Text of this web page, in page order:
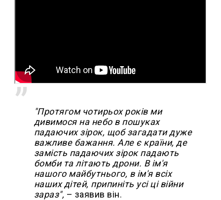
"Протягом чотирьох років ми
дивимося на небо в пошуках
падаючих зірок, щоб загадати дуже
важливе бажання. Але є країни, де
замість падаючих зірок падають
бомби та літають дрони. В ім'я
нашого майбутнього, в ім'я всіх
наших дітей, припиніть усі ці війни
зараз", – заявив він.